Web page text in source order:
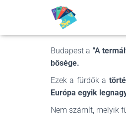
Budapest a "A
bősége.
Ezek a fürdők a
Európa egyik
Nem számít, melyik